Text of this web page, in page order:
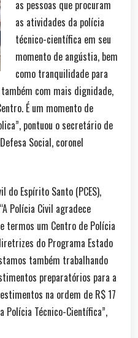
as pessoas que procuram
as atividades da polícia
técnico-científica em seu
momento de angústia, bem
como tranquilidade para
com mais dignidade,
É um momento de
pontuou o secretário de
Social, coronel
do Espírito Santo (PCES),
Polícia Civil agradece
termos um Centro de Polícia
do Programa Estado
também trabalhando
preparatórios para a
na ordem de R$ 17
Polícia Técnico-Científica”,